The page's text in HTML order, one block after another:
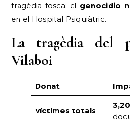
tragèdia fosca: el genocidio
en el Hospital Psiquiàtric.
La tragèdia del
Vilaboi
Donat
Víctimes totals